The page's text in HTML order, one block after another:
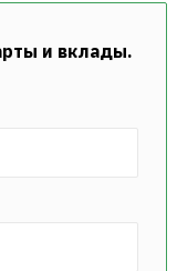
и вклады.